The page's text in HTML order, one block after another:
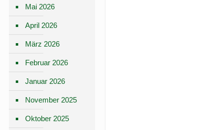
Mai 2026
April 2026
März 2026
Februar 2026
Januar 2026
November 2025
Oktober 2025